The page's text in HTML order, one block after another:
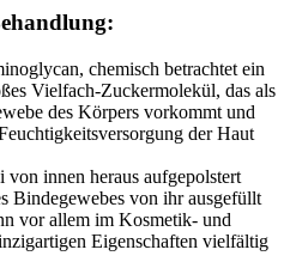
:
chemisch betrachtet ein
Vielfach-Zuckermolekül, das als
des Körpers vorkommt und
der Haut
von innen heraus aufgepolstert
Bindegewebes von ihr ausgefüllt
vor allem im Kosmetik- und
Eigenschaften vielfältig